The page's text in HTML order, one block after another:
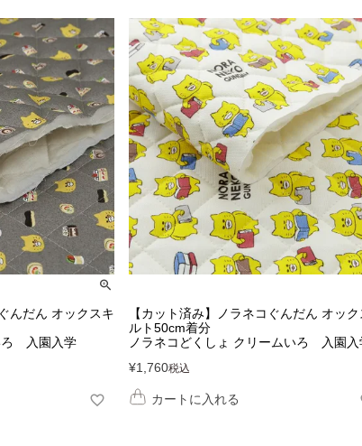
んだん オックスキ
ろ 入園入学
【カット済み】ノラネコぐんだん オック
ルト50cm着分
ノラネコどくしょ クリームいろ 入園入
¥1,760税込
カートに入れる